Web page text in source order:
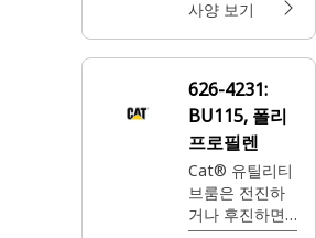
됩니다.
사양 보기
626-4231:
BU115, 폴리
프로필렌
Cat® 유틸리티
브룸은 전진하
거나 후진하면